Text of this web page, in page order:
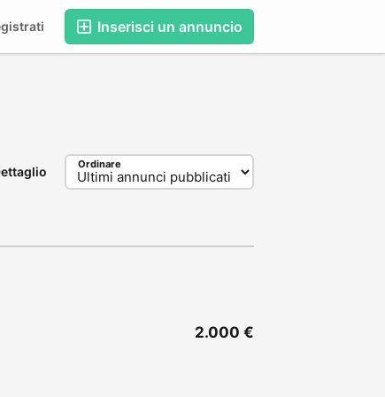
Inserisci un annuncio
Ordinare
2.000 €